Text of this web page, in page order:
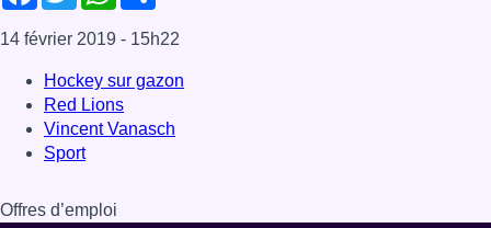
14 février 2019 - 15h22
Hockey sur gazon
Red Lions
Vincent Vanasch
Sport
Offres d’emploi